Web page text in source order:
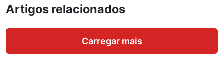
Artigos relacionados
Carregar mais